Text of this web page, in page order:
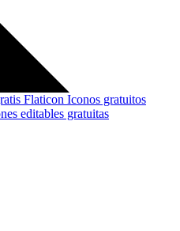
Flaticon Iconos gratuitos
editables gratuitas